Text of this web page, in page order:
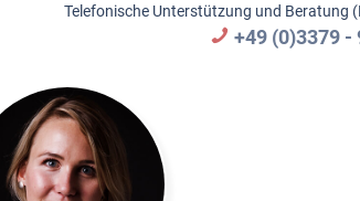
Telefonische Unterstützung und Beratung
+49 (0)3379 -